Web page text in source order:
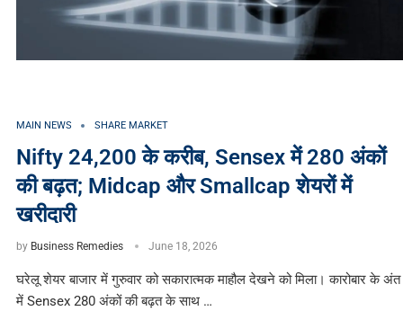
MAIN NEWS SHARE MARKET
Nifty 24,200 के करीब, Sensex में 280 अंकों
की बढ़त; Midcap और Smallcap शेयरों में
खरीदारी
by Business Remedies June 18, 2026
घरेलू शेयर बाजार में गुरुवार को सकारात्मक माहौल देखने को मिला। कारोबार के अंत
में Sensex 280 अंकों की बढ़त के साथ …